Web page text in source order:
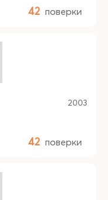
42 поверки
2003
42 поверки